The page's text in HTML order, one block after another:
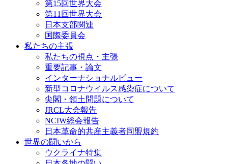
第15回世界大会
第11回世界大会
日本支部関連
国際委員会
私たちの主張
私たちの視点・主張
重要記事・論文
インターナショナルビュー
新型コロナウイルス感染症について
尖閣・領土問題について
JRCL大会報告
NCIW総会報告
日本革命的共産主義者同盟規約
世界の闘いから
ウクライナ特集